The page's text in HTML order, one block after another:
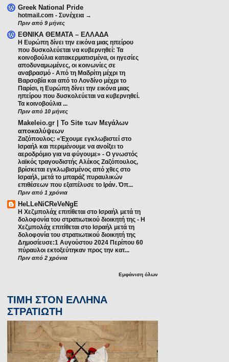
Greek National Pride
hotmail.com - Συνέχεια →
Πριν από 9 μήνες
ΕΘΝΙΚΑ ΘΕΜΑΤΑ – ΕΛΛΑΔΑ
Η Ευρώπη δίνει την εικόνα μιας ηπείρου
που δυσκολεύεται να κυβερνηθεί: Τα
κοινοβούλια κατακερματισμένα, οι ηγεσίες
αποδυναμωμένες, οι κοινωνίες σε
αναβρασμό - Από τη Μαδρίτη μέχρι τη
Βαρσοβία και από το Λονδίνο μέχρι το
Παρίσι, η Ευρώπη δίνει την εικόνα μιας
ηπείρου που δυσκολεύεται να κυβερνηθεί.
Τα κοινοβούλια ...
Πριν από 10 μήνες
Makeleio.gr | Το Site των Μεγάλων
αποκαλύψεων
Ζαζόπουλος: «Έχουμε εγκλωβιστεί στο
Ισραήλ και περιμένουμε να ανοίξει το
αεροδρόμιο για να φύγουμε» - Ο γνωστός
λαϊκός τραγουδιστής Αλέκος Ζαζόπουλος,
βρίσκεται εγκλωβισμένος από χθες στο
Ισραήλ, μετά το μπαράζ πυραυλικών
επιθέσεων που εξαπέλυσε το Ιράν. Όπ...
Πριν από 1 χρόνια
HeLLeNiCReVeNgE
Η Χεζμπολάχ επιτίθεται στο Ισραήλ μετά τη
δολοφονία του στρατιωτικού διοικητή της - Η
Χεζμπολάχ επιτίθεται στο Ισραήλ μετά τη
δολοφονία του στρατιωτικού διοικητή της
Δημοσίευσε:1 Αυγούστου 2024 Περίπου 60
πύραυλοι εκτοξεύτηκαν προς την κατ...
Πριν από 2 χρόνια
Εμφάνιση όλων
ΤΙΜΗ ΣΤΟΝ ΕΛΛΗΝΑ
ΣΤΡΑΤΙΩΤΗ